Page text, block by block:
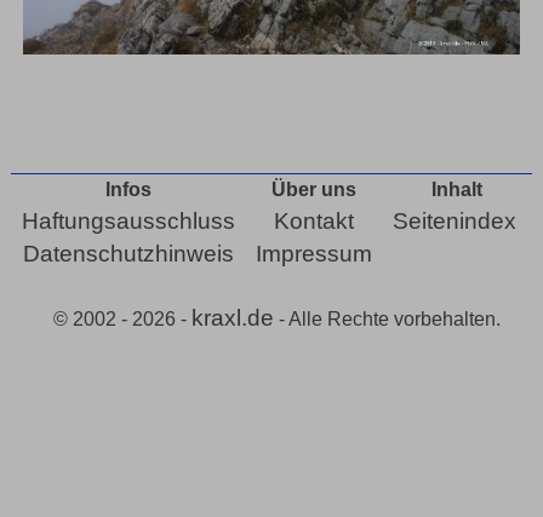
Infos
Haftungsausschluss
Datenschutzhinweis
Über uns
Kontakt
Impressum
Inhalt
Seitenindex
© 2002 - 2026 - kraxl.de - Alle Rechte vorbehalten.